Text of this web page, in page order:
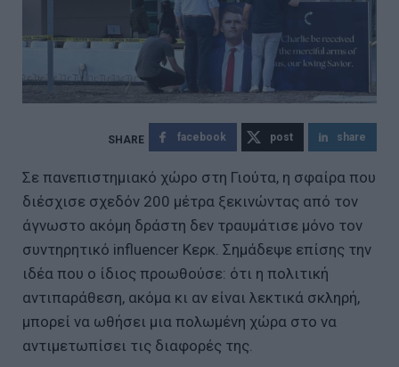
facebook post share
Σε πανεπιστημιακό χώρο στη Γιούτα, η σφαίρα που
διέσχισε σχεδόν 200 μέτρα ξεκινώντας από τον
άγνωστο ακόμη δράστη δεν τραυμάτισε μόνο τον
συντηρητικό influencer Κερκ. Σημάδεψε επίσης την
ιδέα που ο ίδιος προωθούσε: ότι η πολιτική
αντιπαράθεση, ακόμα κι αν είναι λεκτικά σκληρή,
μπορεί να ωθήσει μια πολωμένη χώρα στο να
αντιμετωπίσει τις διαφορές της.